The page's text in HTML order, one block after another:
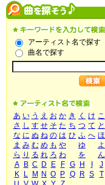
アーティスト名で探す
曲名で探す
あ い う え お か き く け こ
さ し す せ そ た ち つ て と
な に ぬ ね の は ひ ふ へ ほ
ま み む め も や ゆ
よ
ら り る れ ろ わ を
ん
A
B C D E F G H
J
K
L M N O P Q R S
T